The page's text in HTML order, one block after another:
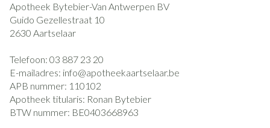
Apotheek Bytebier-Van Antwerpen BV
Guido Gezellestraat 10
2630 Aartselaar
Telefoon: 03 887 23 20
E-mailadres: info@apotheekaartselaar.be
APB nummer: 110102
Apotheek titularis: Ronan Bytebier
BTW nummer: BE0403668963